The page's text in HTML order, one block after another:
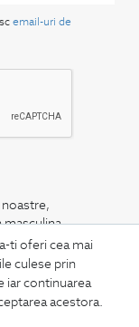
ti oferi cea mai
culese prin
iar continuarea
acestora.
email-uri de
masculina.